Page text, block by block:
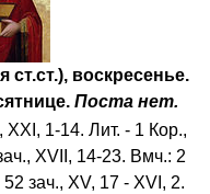
ст.ст.), воскресенье.
Поста нет.
XXI, 1-14. Лит. - 1 Кор.,
XVII, 14-23. Вмч.: 2
зач., XV, 17 - XVI, 2.